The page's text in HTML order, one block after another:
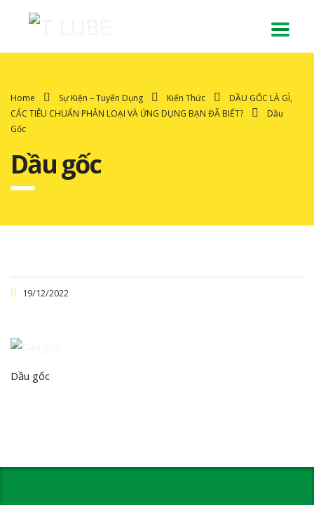
Home Sự Kiện – Tuyển Dụng Kiến Thức
DẦU GỐC LÀ GÌ,
CÁC TIÊU CHUẨN PHÂN LOẠI VÀ ỨNG DỤNG BẠN ĐÃ BIẾT?
Dầu
Gốc
Dầu gốc
19/12/2022
Dầu gốc